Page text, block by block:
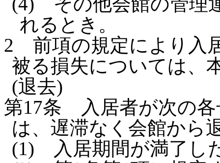
れるとき。
2 前項の規定により入
被る損失については、
(退去)
第17条
入居者が次の
は、遅滞なく会館から
(1)
入居期間が満了し